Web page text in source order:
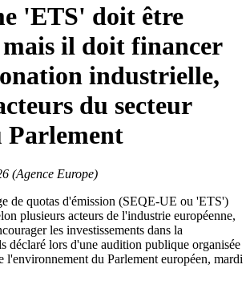
'ETS' doit être
mais il doit financer
industrielle,
du secteur
Parlement
(Agence Europe)
de quotas d'émission (SEQE-UE ou 'ETS')
plusieurs acteurs de l'industrie européenne,
les investissements dans la
déclaré lors d'une audition publique organisée
l'environnement du Parlement européen, mardi